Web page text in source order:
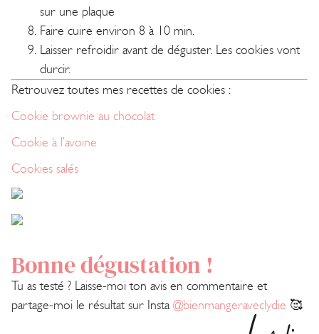
sur une plaque
Faire cuire environ 8 à 10 min.
Laisser refroidir avant de déguster. Les cookies vont
durcir.
Retrouvez toutes mes recettes de cookies :
Cookie brownie au chocolat
Cookie à l’avoine
Cookies salés
Bonne dégustation !
Tu as testé ? Laisse-moi ton avis en commentaire et
partage-moi le résultat sur Insta @bienmangeraveclydie 🥰